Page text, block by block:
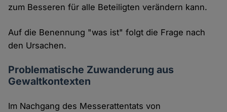
zum Besseren für alle Beteiligten verändern kann.
Auf die Benennung "was ist" folgt die Frage nach
den Ursachen.
Problematische Zuwanderung aus
Gewaltkontexten
Im Nachgang des Messerattentats von